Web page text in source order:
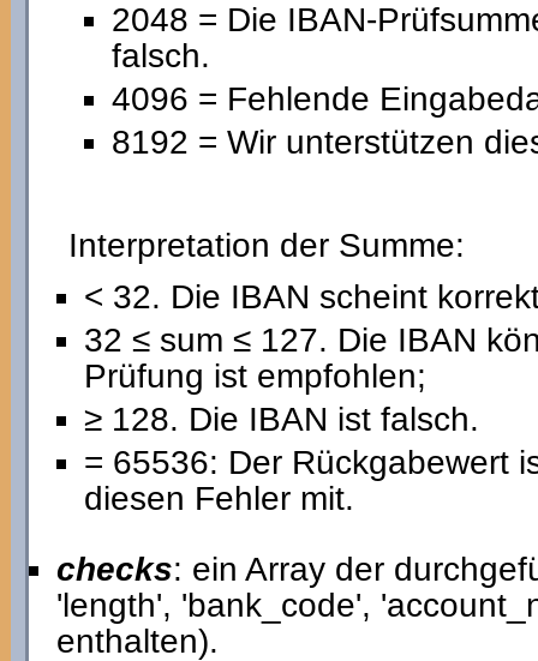
2048 = Die IBAN-
falsch.
4096 = Fehlende
8192 = Wir unterstützen
Interpretation der Summe:
< 32. Die IBAN scheint
32 ≤ sum ≤ 127. Die IBAN
Prüfung ist empfohlen;
≥ 128. Die IBAN ist falsch.
= 65536: Der Rückgabewert
diesen Fehler mit.
checks: ein Array der
'length', 'bank_code',
enthalten).